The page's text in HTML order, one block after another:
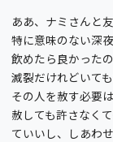
ああ、ナミさんと
特に意味のない深
飲めたら良かったの
滅裂だけれどいて
その人を赦す必要は
赦しても許さなく
ていいし、しあわ